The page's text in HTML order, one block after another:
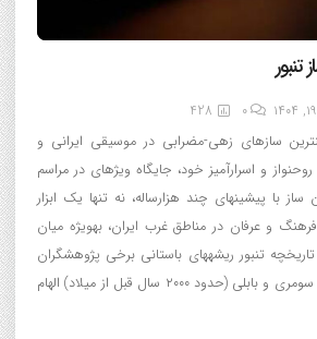
0
428
سازهای زهی-مضرابی در موسیقی ایرانی و
و اسرارآمیز خود، جایگاه ویژهای در مراسم
ساز با پیشینهای چند هزارساله، نه تنها یک ابزار
و عرفان در مناطق غرب ایران، بهویژه میان
تنبور ریشههای باستانی برخی پژوهشگران
معتقدند تنبور از سازهای سومری و بابلی (حدود ۲۰۰۰ سال قبل از میلاد) الهام